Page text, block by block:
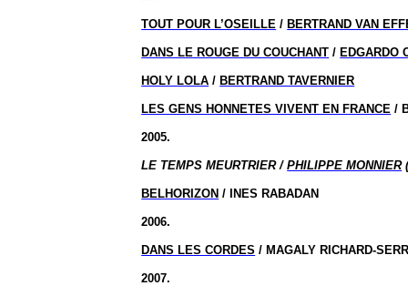
TOUT POUR L’OSEILLE / BERTRAND VAN
DANS LE ROUGE DU COUCHANT / EDGARDO
HOLY LOLA / BERTRAND TAVERNIER
LES GENS HONNETES VIVENT EN FRANCE /
2005.
LE TEMPS MEURTRIER /PHILIPPE MONNIER
BELHORIZON / INES RABADAN
2006.
DANS LES CORDES / MAGALY RICHARD-
2007.